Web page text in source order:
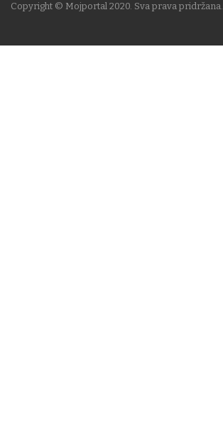
Copyright © Mojportal 2020. Sva prava pridržana.